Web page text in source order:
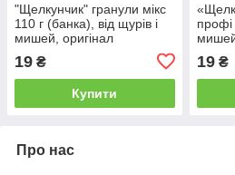
"Щелкунчик" гранули мікс
110 г (банка), від щурів і
мишей, оригінал
19 ₴
Купити
профі
19₴
Про нас